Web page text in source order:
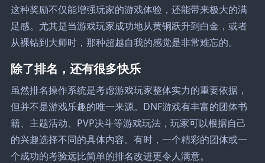
这种奖励不仅能增强玩家的游戏体验，还能带来极大的满
足感。尤其是当游戏玩家成功地从黄铜跃升到白金，或者
从裸钻到大师时，那种超越自我的感觉是非常难忘的。
除了排名，还有很多快乐
虽然排名操作系统是考虑游戏玩家整体实力的重要依据，
但并不是游戏乐趣的唯一来源。DNF游戏有丰富的团体书
籍、主题活动、PVP决斗等游戏玩法，玩家可以根据自己
的兴趣选择不同的具体内容。有时，一个精彩的团体或一
个成功的考验远比简单的排名改进更令人满意。